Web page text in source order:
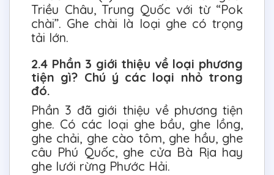
Triều Châu, Trung Quốc với từ “Pok
chài”. Ghe chài là loại ghe có trọng
tải lớn.
2.4 Phần 3 giới thiệu về loại phương
tiện gì? Chú ý các loại nhỏ trong
đó.
Phần 3 đã giới thiệu về phương tiện
ghe. Có các loại ghe bầu, ghe lồng,
ghe chải, ghe cào tôm, ghe hầu, ghe
câu Phú Quốc, ghe cửa Bà Rịa hay
ghe lưới rừng Phước Hải.